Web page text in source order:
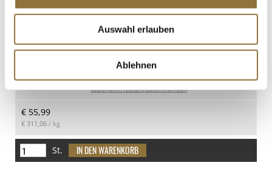
Auswahl erlauben
Ablehnen
LEBENSMITTELKENNZEICHNUNGEN
Gänsestopfleber "Entier", aus Stücken,
Art.Nr.:64743
€ 55,99
€ 311,06 / kg
St.